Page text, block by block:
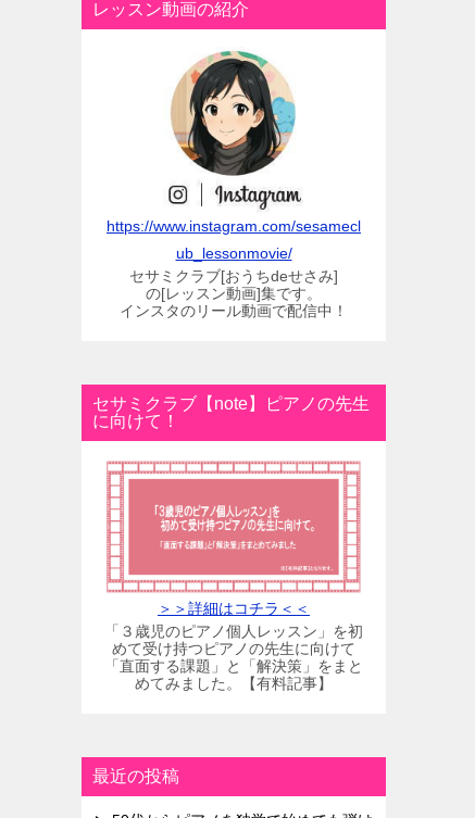
レッスン動画の紹介
https://www.instagram.com/sesamecl
ub_lessonmovie/
セサミクラブ[おうちdeせさみ]
の[レッスン動画]集です。
インスタのリール動画で配信中！
セサミクラブ【note】ピアノの先生
に向けて！
＞＞詳細はコチラ＜＜
「３歳児のピアノ個人レッスン」を初
めて受け持つピアノの先生に向けて
「直面する課題」と「解決策」をまと
めてみました。【有料記事】
最近の投稿